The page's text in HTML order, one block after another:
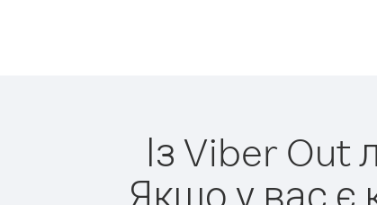
Із Viber Out
Якщо у вас є